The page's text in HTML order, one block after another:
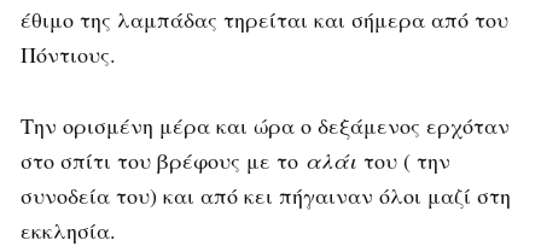
έθιμο της λαμπάδας τηρείται και σήμερα από του
Πόντιους.
Την ορισμένη μέρα και ώρα ο δεξάμενος ερχόταν
στο σπίτι του βρέφους με το αλάι του ( την
συνοδεία του) και από κει πήγαιναν όλοι μαζί στη
εκκλησία.